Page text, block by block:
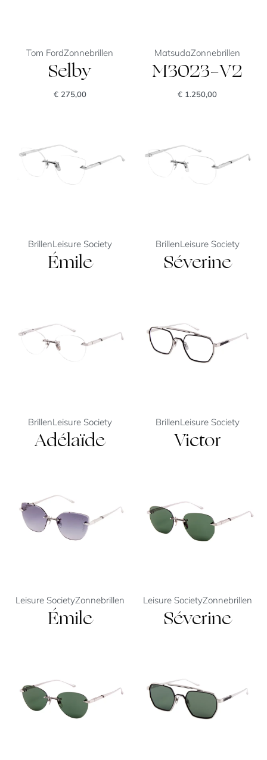
Tom FordZonnebrillen
Selby
€275,00
MatsudaZonnebrillen
M3023-V2
€ 1.250,00
BrillenLeisure Society
Émile
BrillenLeisure Society
Séverine
BrillenLeisure Society
Adélaïde
BrillenLeisure Society
Victor
Leisure SocietyZonnebrillen
Émile
Leisure SocietyZonnebrillen
Séverine